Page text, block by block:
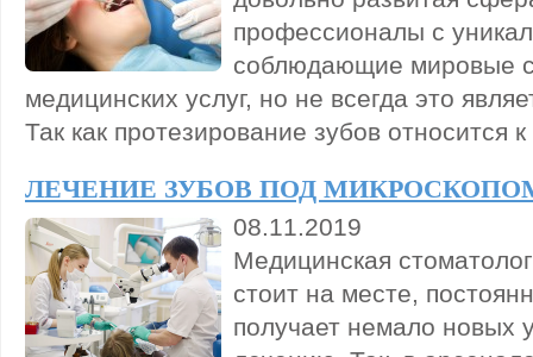
профессионалы с
соблюдающие мировые
медицинских услуг, но не всегда это
Так как протезирование зубов относится
ЛЕЧЕНИЕ ЗУБОВ ПОД
08.11.2019
Медицинская
стоит на месте,
получает немало новых